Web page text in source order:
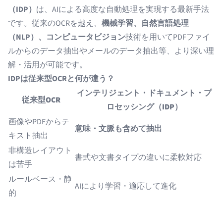
（IDP） は、AIによる高度な自動処理を実現する最新手法
です。従来のOCRを越え、 機械学習、自然言語処理
（NLP）、コンピュータビジョン技術を用いてPDFファイ
ルからのデータ抽出やメールのデータ抽出等、より深い理
解・活用が可能です。
IDPは従来型OCRと何が違う？
従来型OCR
インテリジェント・ドキュメント・プ
ロセッシング（IDP）
画像やPDFからテ
キスト抽出
意味・文脈も含めて抽出
非構造レイアウト
は苦手
書式や文書タイプの違いに柔軟対応
ルールベース・静
的
AIにより学習・適応して進化